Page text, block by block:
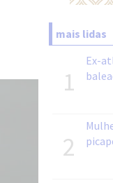
mais lidas
1
Ex-
2